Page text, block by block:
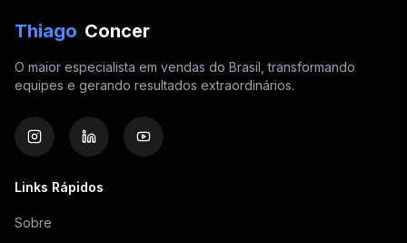
Thiago Concer
O maior especialista em vendas do Brasil, transformando
equipes e gerando resultados extraordinários.
Links Rápidos
Sobre